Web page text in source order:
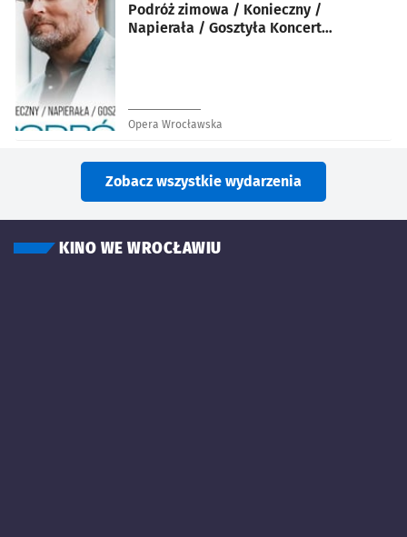
Podróż zimowa / Konieczny /
Napierała / Gosztyła Koncert
Opera Wrocławska
Zobacz wszystkie wydarzenia
KINO WE WROCŁAWIU